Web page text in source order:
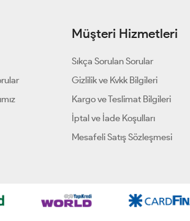
Müşteri Hizmetleri
Sıkça Sorulan Sorular
Gizlilik ve Kvkk Bilgileri
Kargo ve Teslimat Bilgileri
İptal ve İade Koşulları
Mesafeli Satış Sözleşmesi